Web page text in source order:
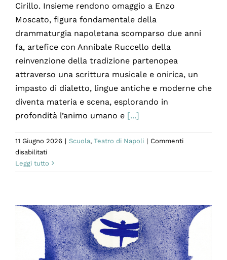
Cirillo. Insieme rendono omaggio a Enzo
Moscato, figura fondamentale della
drammaturgia napoletana scomparso due anni
fa, artefice con Annibale Ruccello della
reinvenzione della tradizione partenopea
attraverso una scrittura musicale e onirica, un
impasto di dialetto, lingue antiche e moderne che
diventa materia e scena, esplorando in
profondità l’animo umano e [...]
11 Giugno 2026 | Scuola, Teatro di Napoli | Commenti
disabilitatisu
Arturo
Cirillo
ragazzə
con
qualche
esperienza
debutta
Leggi tutto